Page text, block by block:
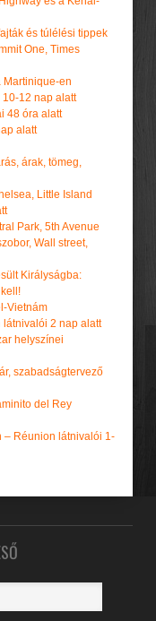
és túlélési tippek
One, Times
Martinique-en
12 nap alatt
48 óra alatt
alatt
árak, tömeg,
Little Island
Park, 5th Avenue
Wall street,
Királyságba:
Vietnám
2 nap alatt
helyszínei
szabadságtervező
del Rey
– Réunion látnivalói 1-